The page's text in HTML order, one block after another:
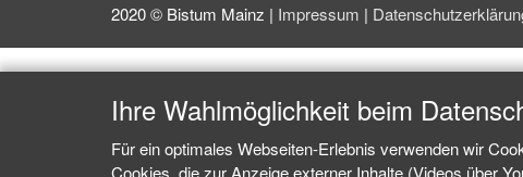
2020 © Bistum Mainz | Impressum |
Ihre Wahlmöglichkeit beim
Für ein optimales Webseiten-Erlebnis verwenden wir
Cookies, die zur Anzeige externer Inhalte (Videos über